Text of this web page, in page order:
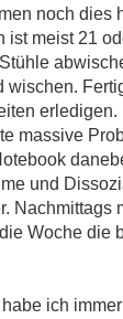
noch
ist meist 21
wischen.
massive
und
Woche
ich